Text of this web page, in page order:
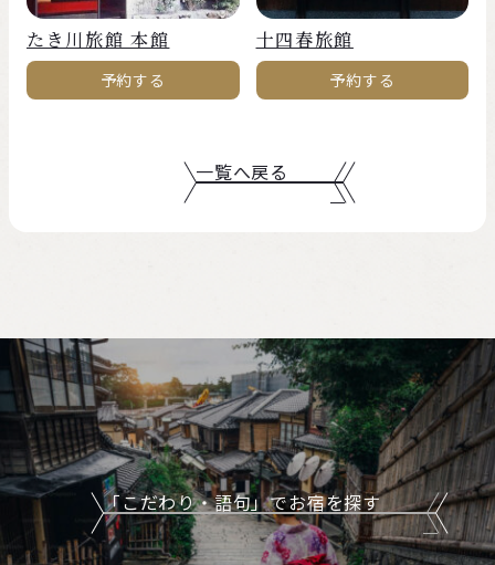
たき川旅館 本館
予約する
十四春旅館
予約する
一覧へ戻る
「こだわり・語句」でお宿を探す